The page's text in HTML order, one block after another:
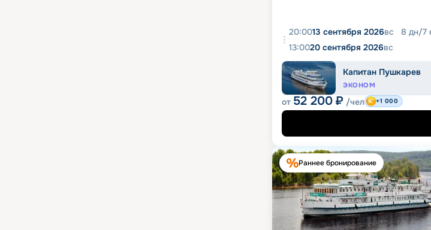
20:0013 сентября 2026вс 8 дн/7
13:0020 сентября 2026вс
Капитан Пушкарев
ЭКОНОМ
от 52 200 ₽ /чел +1 000
Раннее бронирование